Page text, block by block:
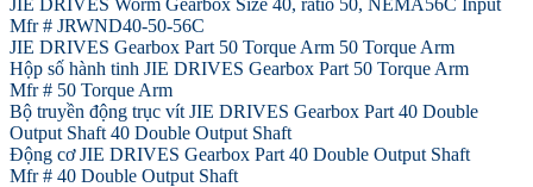
Mfr # JRWND40-50-56C
JIE DRIVES Gearbox Part 50 Torque Arm 50 Torque Arm
Hộp số hành tinh JIE DRIVES Gearbox Part 50 Torque Arm
Mfr # 50 Torque Arm
Bộ truyền động trục vít JIE DRIVES Gearbox Part 40 Double
Output Shaft 40 Double Output Shaft
Động cơ JIE DRIVES Gearbox Part 40 Double Output Shaft
Mfr # 40 Double Output Shaft